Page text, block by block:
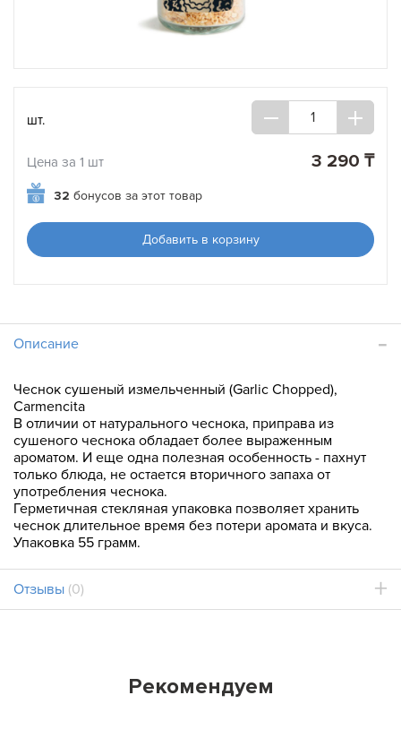
шт.
Цена за 1 шт 3 290 ₸
32 бонусов за этот товар
Добавить в корзину
Описание
Чеснок сушеный измельченный (Garlic Chopped),
Carmencita
В отличии от натурального чеснока, приправа из
сушеного чеснока обладает более выраженным
ароматом. И еще одна полезная особенность - пахнут
только блюда, не остается вторичного запаха от
употребления чеснока.
Герметичная стекляная упаковка позволяет хранить
чеснок длительное время без потери аромата и вкуса.
Упаковка 55 грамм.
Отзывы (0)
Рекомендуем